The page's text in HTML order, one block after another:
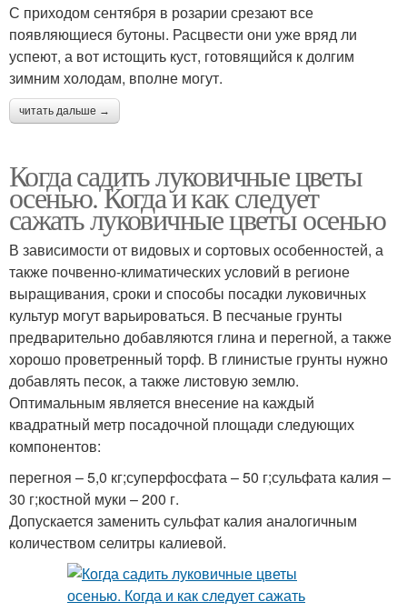
С приходом сентября в розарии срезают все
появляющиеся бутоны. Расцвести они уже вряд ли
успеют, а вот истощить куст, готовящийся к долгим
зимним холодам, вполне могут.
читать дальше →
Когда садить луковичные цветы
осенью. Когда и как следует
сажать луковичные цветы осенью
В зависимости от видовых и сортовых особенностей, а
также почвенно-климатических условий в регионе
выращивания, сроки и способы посадки луковичных
культур могут варьироваться. В песчаные грунты
предварительно добавляются глина и перегной, а также
хорошо проветренный торф. В глинистые грунты нужно
добавлять песок, а также листовую землю.
Оптимальным является внесение на каждый
квадратный метр посадочной площади следующих
компонентов:
перегноя – 5,0 кг;суперфосфата – 50 г;сульфата калия –
30 г;костной муки – 200 г.
Допускается заменить сульфат калия аналогичным
количеством селитры калиевой.